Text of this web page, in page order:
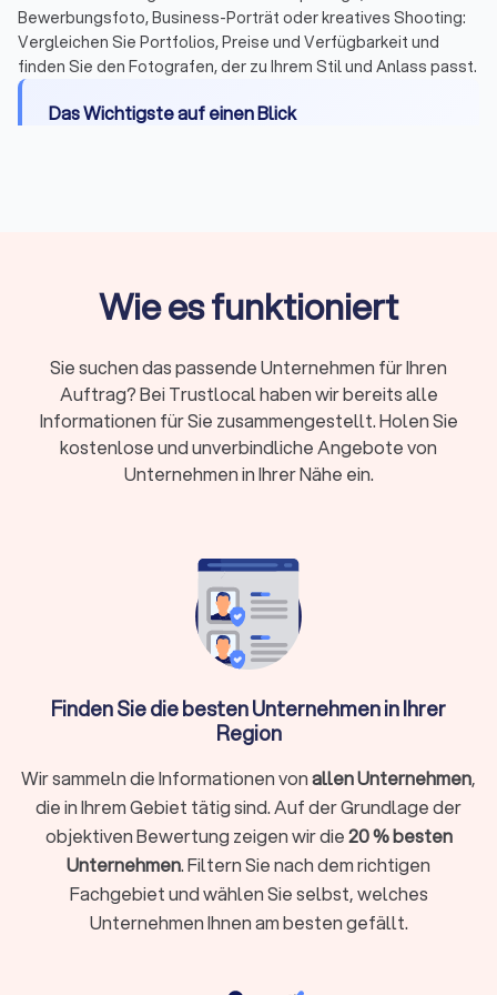
Bewerbungsfoto, Business-Porträt oder kreatives Shooting:
Vergleichen Sie Portfolios, Preise und Verfügbarkeit und
finden Sie den Fotografen, der zu Ihrem Stil und Anlass passt.
Das Wichtigste auf einen Blick
Fotos mehr zulässig
abhängig von Erfahrung und Spezialisierung
Lieferzeit:Passbilder sofort, Bewerbungsfotos
2-3 Tage, Porträts 1-2 Wochen, Hochzeiten 4-8
Wochen
Nutzungsrechte:Private Nutzung meist inklusive,
Wann brauche ich einen professionellen
ausreichen, gibt es Situationen, in denen professionelle
Fotografie den entscheidenden Unterschied macht:
Bewerbungsfotos und Business-Porträts für LinkedIn oder
Unternehmenswebseiten vermitteln Kompetenz und
Seriosität.
Offizielle Dokumente: Biometrische Passbilder für
Personalausweis, Reisepass oder Führerschein müssen
strenge Vorgaben erfüllen. Seit der Umstellung auf digitale
Passbilder ab dem 1. Mai 2025 sind ausschließlich digital
Wie es funktioniert
Sie suchen das passende Unternehmen für Ihren
Auftrag? Bei Trustlocal haben wir bereits alle
Informationen für Sie zusammengestellt. Holen Sie
kostenlose und unverbindliche Angebote von
Unternehmen in Ihrer Nähe ein.
Finden Sie die besten Unternehmen in Ihrer
Region
Wir sammeln die Informationen vonallen Unternehmen,
die in Ihrem Gebiet tätig sind. Auf der Grundlage der
objektiven Bewertung zeigen wir die20 % besten
Unternehmen. Filtern Sie nach dem richtigen
Fachgebiet und wählen Sie selbst, welches
Unternehmen Ihnen am besten gefällt.